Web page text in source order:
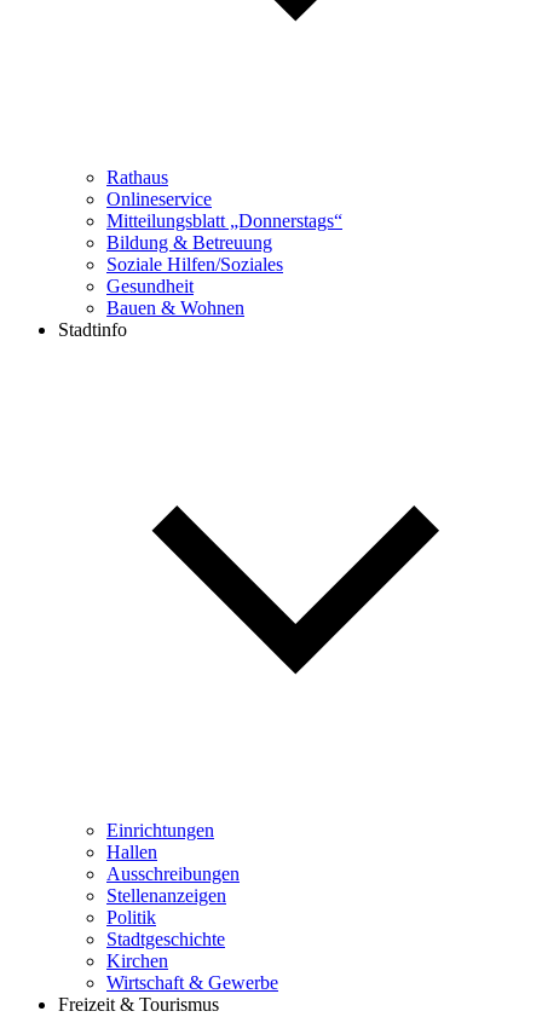
Rathaus
Onlineservice
Mitteilungsblatt „Donnerstags“
Bildung & Betreuung
Soziale Hilfen/Soziales
Gesundheit
Bauen & Wohnen
Stadtinfo
Einrichtungen
Hallen
Ausschreibungen
Stellenanzeigen
Politik
Stadtgeschichte
Kirchen
Wirtschaft & Gewerbe
Freizeit & Tourismus